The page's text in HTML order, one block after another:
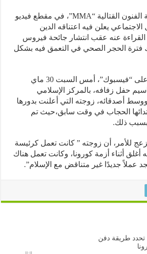
وظهر مصارع رياضة الفنون القتالية “MMA”، في مقطع فيديو
يعلن فيه اعتناقه الدين
عنه عقب انتشار جائحة فيروس
الحجر الصحي في التعمق فيه بشكل
وقد نشر المصارع ،على “فيسبوك”، أمس السبت 30 ماي
حفل زفافه، بالمركز الإسلامي
زوجته التي أعلنت بدورها
الحجاب في وقت سابق،حيث تم
ذلك.
أن زوجته ” كانت تعمل كرئيسة
أزمة كورونا، وكانت تعمل هناك
غير متناقض مع الإسلام”.
طريقة دفن